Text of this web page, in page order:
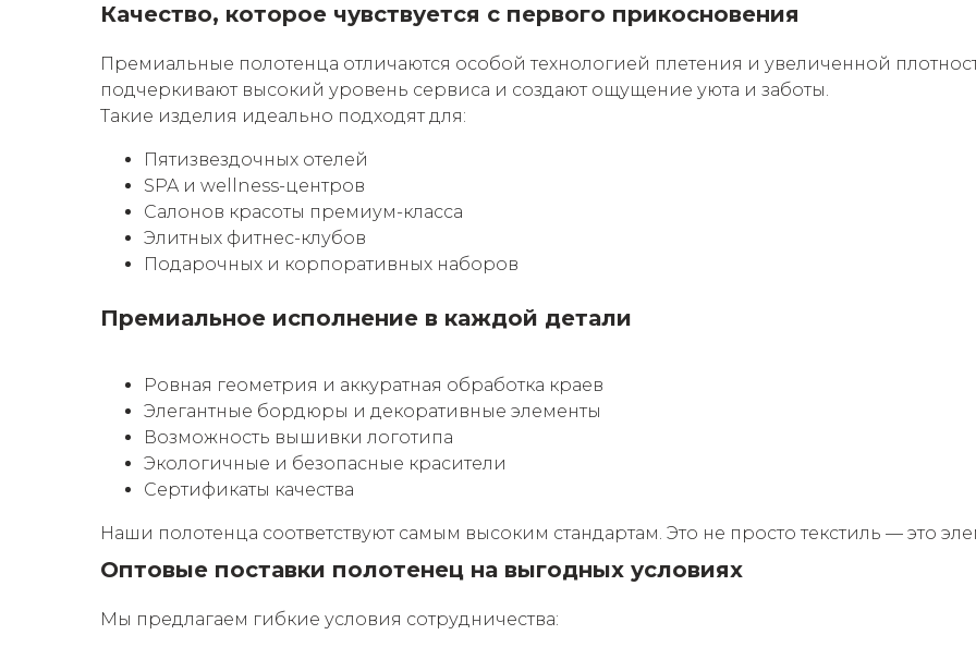
Качество, которое чувствуется с первого прикосновения
Премиальные полотенца отличаются особой технологией плетения и увеличенной
подчеркивают высокий уровень сервиса и создают ощущение уюта и заботы.
Такие изделия идеально подходят для:
Пятизвездочных отелей
SPA и wellness-центров
Салонов красоты премиум-класса
Элитных фитнес-клубов
Подарочных и корпоративных наборов
Премиальное исполнение в каждой детали
Ровная геометрия и аккуратная обработка краев
Элегантные бордюры и декоративные элементы
Возможность вышивки логотипа
Экологичные и безопасные красители
Сертификаты качества
Наши полотенца соответствуют самым высоким стандартам. Это не просто текстиль — это
Оптовые поставки полотенец на выгодных условиях
Мы предлагаем гибкие условия сотрудничества: